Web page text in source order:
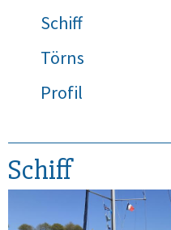
Schiff
Törns
Profil
Schiff